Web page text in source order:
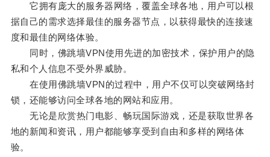
它拥有庞大的服务器网络，覆盖全球各地，用户可以根
据自己的需求选择最佳的服务器节点，以获得最快的连接速
度和最佳的网络体验。
同时，佛跳墙VPN使用先进的加密技术，保护用户的隐
私和个人信息不受外界威胁。
在使用佛跳墙VPN的过程中，用户不仅可以突破网络封
锁，还能够访问全球各地的网站和应用。
无论是欣赏热门电影、畅玩国际游戏，还是获取世界各
地的新闻和资讯，用户都能够享受到自由和多样的网络体
验。